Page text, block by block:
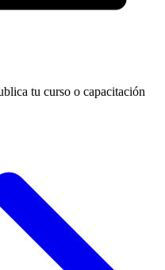
tu curso o capacitación